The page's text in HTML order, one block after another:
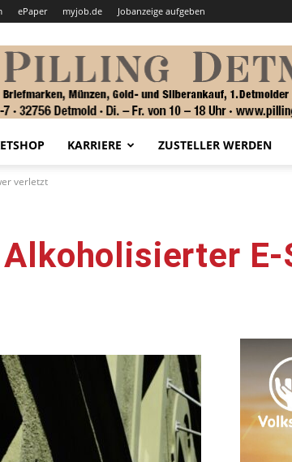
ePaper myjob.de Jobanzeige aufgeben
KARRIERE ZUSTELLER WERDEN
verletzt